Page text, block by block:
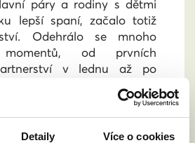
Detaily Více o cookies
páry a rodiny s dětmi
lepší spaní, začalo totiž
Odehrálo se mnoho
momentů, od prvních
v lednu až po
Soudního dvora EU o
Vrcholem roku byly
ve kterých podpořilo
60 férových poslanců a